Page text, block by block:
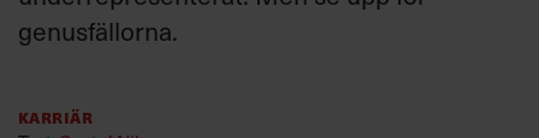
Annonsera
Kundservice
genusfällorna.
Karriär